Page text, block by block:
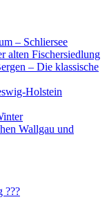
– Schliersee
alten Fischersiedlung
– Die klassische
Holstein
Wallgau und
???